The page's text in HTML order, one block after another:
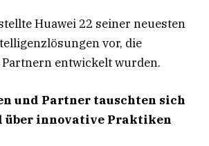
Huawei 22 seiner neuesten
vor, die
entwickelt wurden.
und Partner tauschten sich
über innovative Praktiken